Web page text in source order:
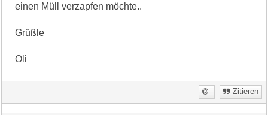
einen Müll verzapfen möchte..
Grüßle
Oli
Zitieren